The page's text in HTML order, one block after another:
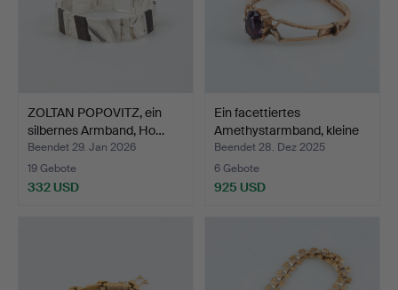
ZOLTAN POPOVITZ, ein
silbernes Armband, Ho…
Beendet 29. Jan 2026
19 Gebote
332 USD
Ein facettiertes
Amethystarmband, kleine
P…
Beendet 28. Dez 2025
6 Gebote
925 USD